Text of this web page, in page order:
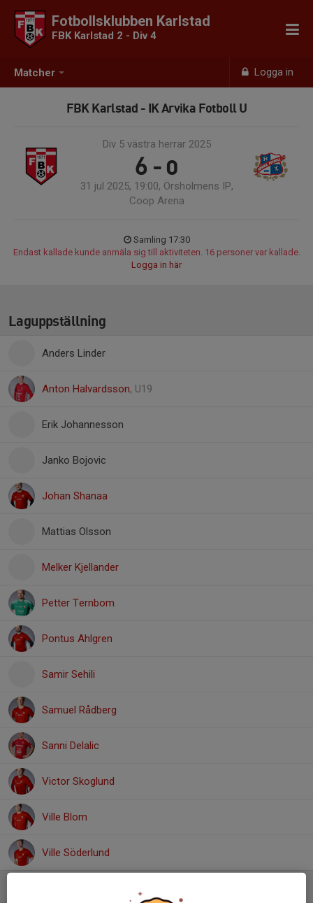
Matcher Logga in
Fotbollsklubben Karlstad
FBK Karlstad 2 - Div 4
FBK Karlstad - IK Arvika Fotboll U
Div 5 västra herrar 2025
6 - 0
31 jul 2025, 19:00, Örsholmens IP,
Coop Arena
Samling 17:30
Endast kallade kunde anmäla sig till aktiviteten. 16 personer var kallade.
Logga in här
Laguppställning
Anders Linder
Anton Halvardsson, U19
Erik Johannesson
Janko Bojovic
Johan Shanaa
Mattias Olsson
Melker Kjellander
Petter Ternbom
Pontus Ahlgren
Samir Sehili
Samuel Rådberg
Sanni Delalic
Victor Skoglund
Ville Blom
Ville Söderlund